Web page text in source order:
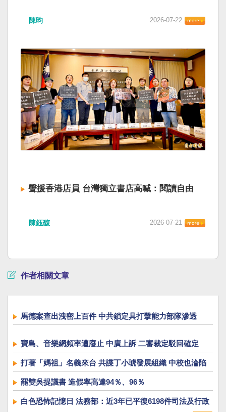
陳昀 2026-07-22
聲援香港店員 台灣獨立書店高喊：閱讀自由
陳鈺馥 2026-07-21
作者相關文章
馬德案查出洩密上百件 中共鎖定具打擊能力部隊滲透
寶島、音樂網頻率遭廢止 中廣上訴 二審裁定駁回確定
打著「媽祖」名義來台 共諜丁小琥發展組織 中校也淪陷
罷雙吳提議書 造假率高達94％、96％
白色恐怖記憶日 法務部：近3年已平復6198件司法及行政